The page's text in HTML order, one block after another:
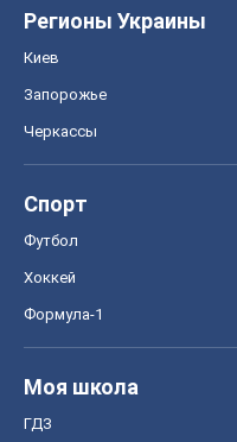
Регионы Украины
Киев
Запорожье
Черкассы
Спорт
Футбол
Хоккей
Формула-1
Моя школа
ГДЗ